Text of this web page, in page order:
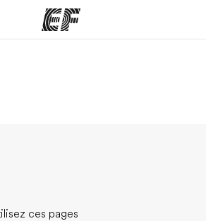
ces pages